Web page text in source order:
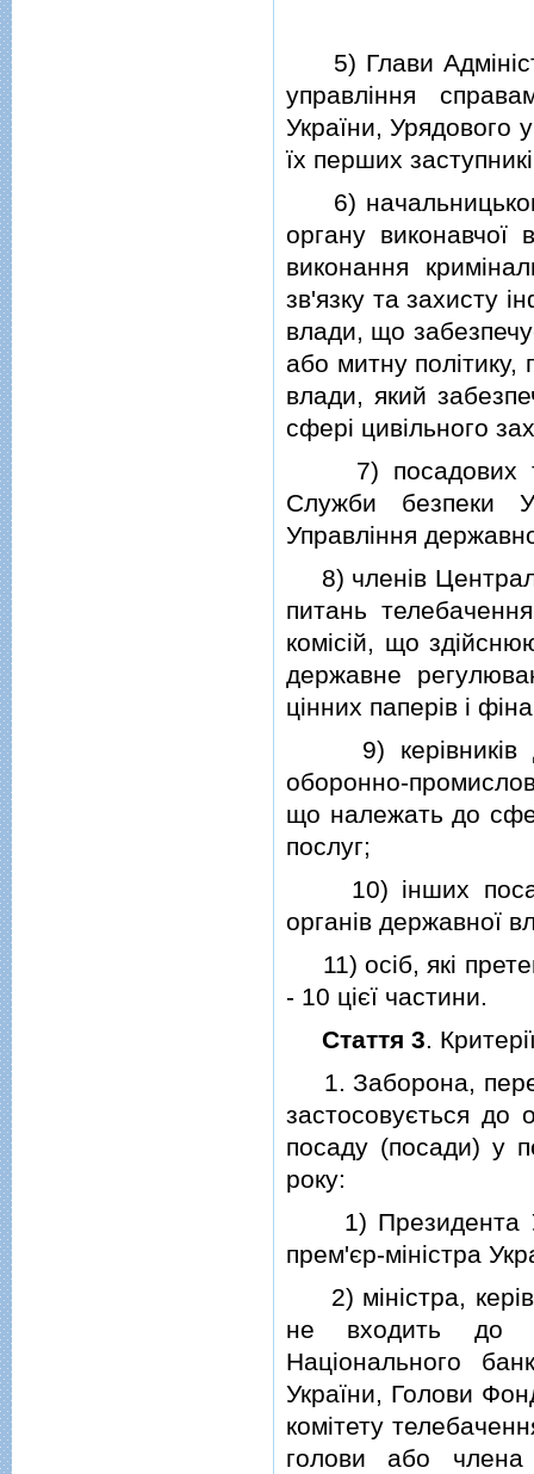
5) Глави
управлiння
України, Урядового
їх перших
6)
органу
виконання
зв'язку та захисту
влади, що
або митну полiтику,
влади, який
сферi цивiльного
7) посадових та
Служби безпеки
Управлiння
8) членiв
питань
комiсiй, що
державне
цiнних паперiв i
9) керiвникiв
оборонно-
що належать до
послуг;
10) iнших
органiв державної
11) осiб, якi
- 10 цiєї частини.
Стаття 3.
1. Заборона,
застосовується
посаду (посади) у
року:
1) Президента
прем'єр-мiнiстра
2) мiнiстра,
не входить до
Нацiонального
України, Голови
комiтету
голови або